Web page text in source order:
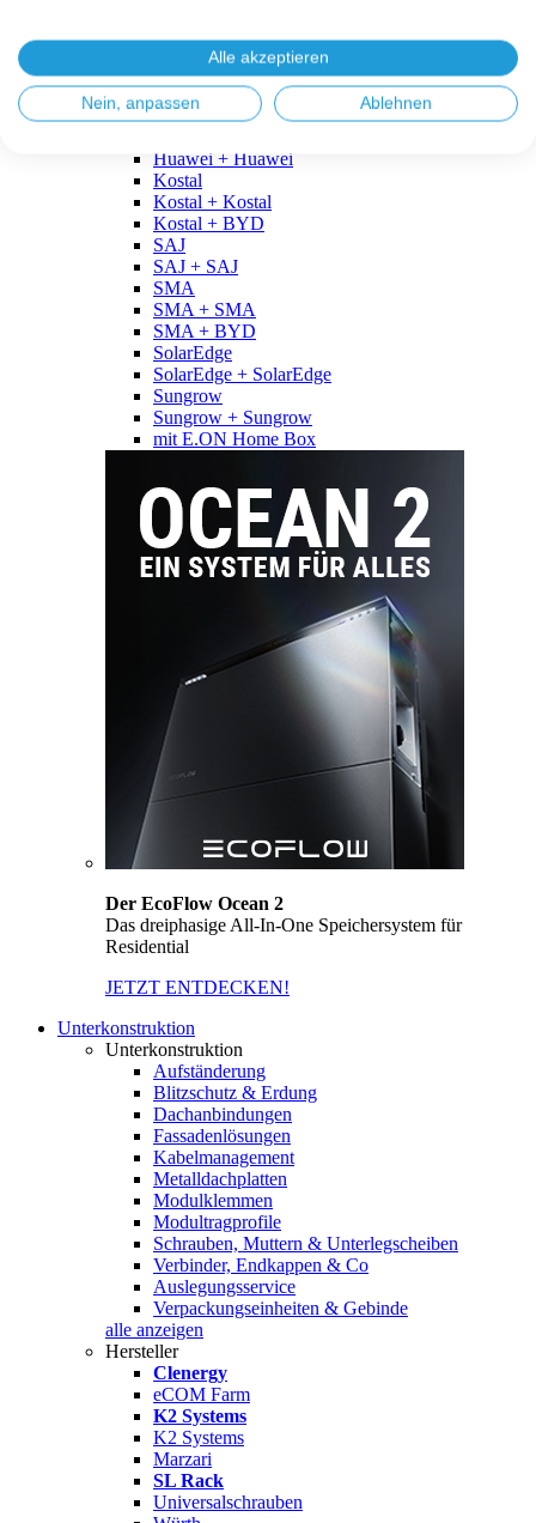
Fronius + BYD
GoodWe
GoodWe + GoodWe
GoodWe + BYD
Huawei + Huawei
Kostal
Kostal + Kostal
Kostal + BYD
SAJ
SAJ + SAJ
SMA
SMA + SMA
SMA + BYD
SolarEdge
SolarEdge + SolarEdge
Sungrow
Sungrow + Sungrow
mit E.ON Home Box
Der EcoFlow Ocean 2
Das dreiphasige All-In-One Speichersystem für
Residential
JETZT ENTDECKEN!
Unterkonstruktion
Unterkonstruktion
Aufständerung
Blitzschutz & Erdung
Dachanbindungen
Fassadenlösungen
Kabelmanagement
Metalldachplatten
Modulklemmen
Modultragprofile
Schrauben, Muttern & Unterlegscheiben
Verbinder, Endkappen & Co
Auslegungsservice
Verpackungseinheiten & Gebinde
alle anzeigen
Hersteller
Clenergy
eCOM Farm
K2 Systems
K2 Systems
Marzari
SL Rack
Universalschrauben
Alle akzeptieren
Nein, anpassen Ablehnen